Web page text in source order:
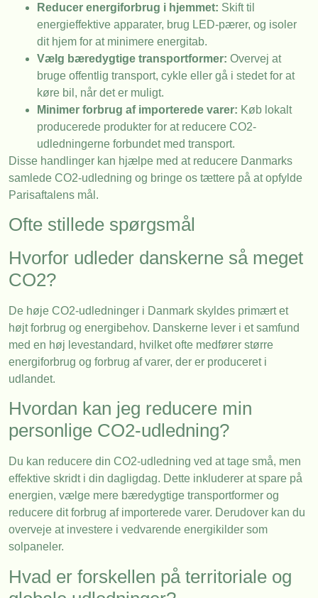
Reducer energiforbrug i hjemmet: Skift til
energieffektive apparater, brug LED-pærer, og isoler
dit hjem for at minimere energitab.
Vælg bæredygtige transportformer: Overvej at
bruge offentlig transport, cykle eller gå i stedet for at
køre bil, når det er muligt.
Minimer forbrug af importerede varer: Køb lokalt
producerede produkter for at reducere CO2-
udledningerne forbundet med transport.
Disse handlinger kan hjælpe med at reducere Danmarks
samlede CO2-udledning og bringe os tættere på at opfylde
Parisaftalens mål.
Ofte stillede spørgsmål
Hvorfor udleder danskerne så meget
CO2?
De høje CO2-udledninger i Danmark skyldes primært et
højt forbrug og energibehov. Danskerne lever i et samfund
med en høj levestandard, hvilket ofte medfører større
energiforbrug og forbrug af varer, der er produceret i
udlandet.
Hvordan kan jeg reducere min
personlige CO2-udledning?
Du kan reducere din CO2-udledning ved at tage små, men
effektive skridt i din dagligdag. Dette inkluderer at spare på
energien, vælge mere bæredygtige transportformer og
reducere dit forbrug af importerede varer. Derudover kan du
overveje at investere i vedvarende energikilder som
solpaneler.
Hvad er forskellen på territoriale og